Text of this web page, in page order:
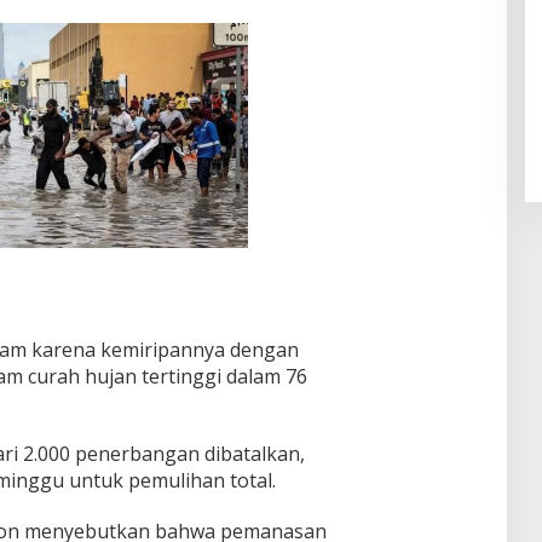
karena kemiripannya dengan
curah hujan tertinggi dalam 76
2.000 penerbangan dibatalkan,
untuk pemulihan total.
menyebutkan bahwa pemanasan
Pendaftaran Istana Dibuka,
Warga Berebut Kuota
Di Daerah, Nasional
09:13 WIB